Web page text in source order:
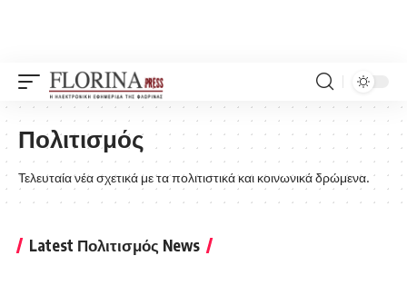
Πολιτισμός
Τελευταία νέα σχετικά με τα πολιτιστικά και κοινωνικά δρώμενα.
Latest Πολιτισμός News